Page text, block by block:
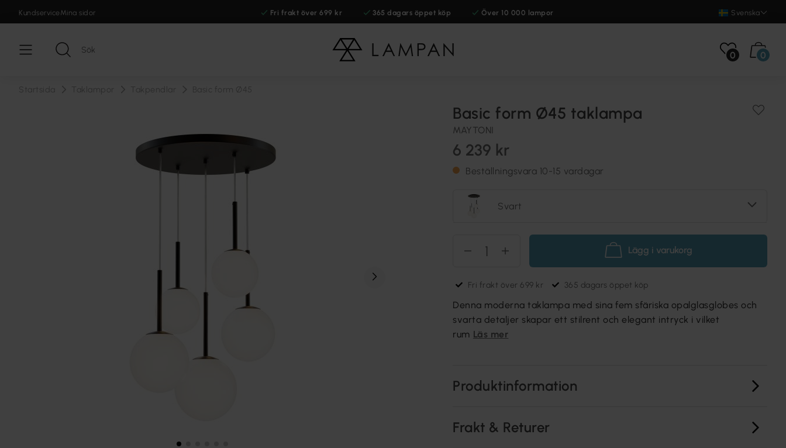
KundserviceMina sidor Fri frakt över 699 kr 365 dagars öppet köp Över 10 000 lampor Svenska
0 0
Basic form Ø45 taklampa
MAYTONI
6 239 kr
Beställningsvara 10-15 vardagar
Svart
Lägg i varukorg
Fri frakt över 699 kr 365 dagars öppet köp
Denna moderna taklampa med sina fem sfäriska opalglasglobes och
svarta detaljer skapar ett stilrent och elegant intryck i vilket
rum Läs mer
Produktinformation
Frakt & Returer